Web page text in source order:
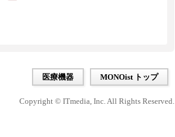
医療機器 MONOist トップ
Copyright © ITmedia, Inc. All Rights Reserved.